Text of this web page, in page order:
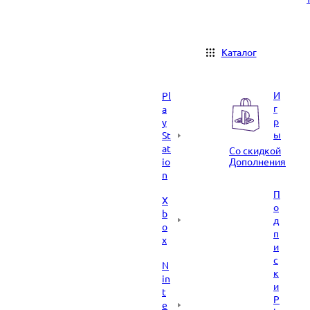
Каталог
Pl
a
y
St
at
io
n
X
b
o
x
N
in
t
e
И
г
р
ы
Со скидкой
Дополнения
П
о
д
п
и
с
к
и
P